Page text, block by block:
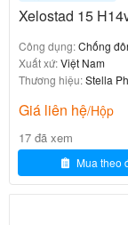
Enoclog 20mg
hợp sau:
Quá mẫn:
bất kỳ thành
sọ, xuất
Xelostad 15
Công dụng:Chống
Xuất xứ:Việt Nam
Thương hiệu:Stella
Giá liên hệ/Hộp
17 đã xem
Mua theo